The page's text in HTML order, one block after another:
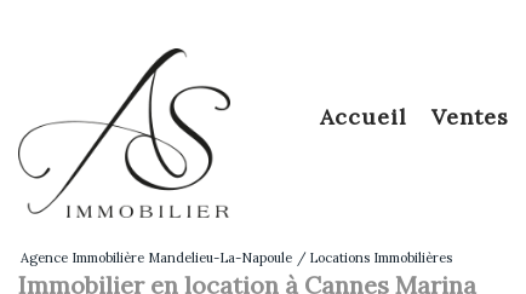
accueil ventes
Agence Immobilière Mandelieu-La-Napoule Locations Immobilières
Immobilier en location à Cannes Marina